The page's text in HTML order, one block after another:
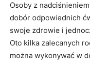
Osoby z
dobór odpowiednich
swoje zdrowie i
Oto kilka zalecanych
można wykonywać w